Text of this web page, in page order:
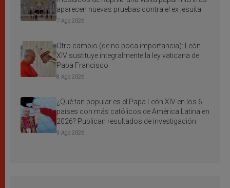
aparecen nuevas pruebas contra el ex jesuita
7 Ago 2026
Otro cambio (de no poca importancia): León
XIV sustituye integralmente la ley vaticana de
Papa Francisco
8 Ago 2026
¿Qué tan popular es el Papa León XIV en los 6
países con más católicos de América Latina en
2026? Publican resultados de investigación
9 Ago 2026